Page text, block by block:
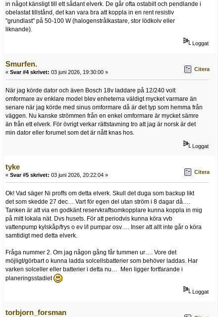
in något känsligt till ett sådant elverk. De går ofta ostabilt och pendlande i
obelastat tillstånd, det kan vara bra att koppla in en rent resistiv
"grundlast" på 50-100 W (halogenstrålkastare, stor lödkolv eller
liknande).
Loggat
Smurfen.
« Svar #4 skrivet: 03 juni 2026, 19:30:00 » Citera
När jag körde dator och även Bosch 18v laddare på 12/240 volt
omformare av enklare model blev enheterna väldigt mycket varmare än
senare när jag körde med sinus omformare då är det typ som hemma från
väggen. Nu kanske strömmen från en enkel omformare är mycket sämre
än från ett elverk. För övrigt verkar rättstavning tro att jag är norsk är det
min dator eller forumet som det är nått knas hos.
Loggat
tyke
« Svar #5 skrivet: 03 juni 2026, 20:22:04 » Citera
Ok! Vad säger Ni proffs om detta elverk. Skull det duga som backup likt
det som skedde 27 dec… Vart för egen del utan ström i 8 dagar då….
Tanken är att via en godkänt reservkraftsomkopplare kunna koppla in mig
på mitt lokala nät. Dvs husets. För att periodvis kunna köra vvb
vattenpump kylskåp/frys o ev l/l pumpar osv…. Inser att allt inte går o köra
samtidigt med detta elverk.
Fråga nummer 2. Om jag någon gång får tummen ur…. Vore det
möjligt/görbart o kunna ladda solcellsbatterier som behöver laddas. Har
varken solceller eller batterier i detta nu… Men ligger fortfarande i
planeringsstadiet
Loggat
torbjorn_forsman